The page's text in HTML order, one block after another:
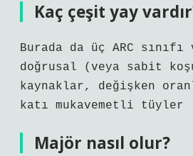
Kaç çeşit yay
Burada da üç ARC sınıfı
doğrusal (veya sabit
kaynaklar, değişken
katı mukavemetli tüyler
Majör nasıl olur?